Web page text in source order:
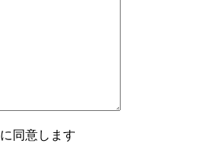
に同意します